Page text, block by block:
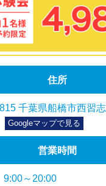
住所
千葉県船橋市西習
Googleマップで見る
営業時間
～20:00